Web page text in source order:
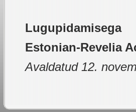
Lugupidamisega
Estonian-Revelia
Avaldatud 12.